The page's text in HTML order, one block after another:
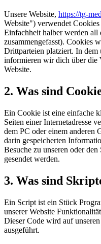
Unsere Website, https://tg-
Website") verwendet
Einfachheit halber werden all
zusammengefasst). Cookies
Drittparteien platziert. In dem
informieren wir dich über die
Website.
2. Was sind
Ein Cookie ist eine einfache
Seiten einer Internetadresse
dem PC oder einem anderen
darin gespeicherten
Besuche zu unseren oder
gesendet werden.
3. Was sind
Ein Script ist ein Stück
unserer Website
Dieser Code wird auf
ausgeführt.